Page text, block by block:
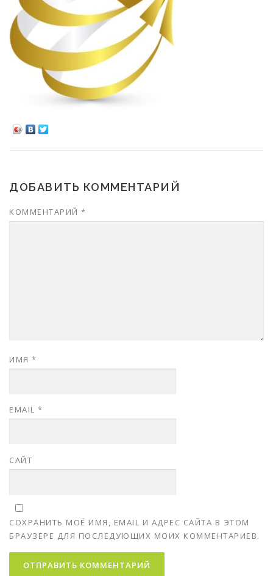
ДОБАВИТЬ КОММЕНТАРИЙ
КОММЕНТАРИЙ *
ИМЯ *
EMAIL *
САЙТ
СОХРАНИТЬ МОЁ ИМЯ, EMAIL И АДРЕС САЙТА В ЭТОМ
БРАУЗЕРЕ ДЛЯ ПОСЛЕДУЮЩИХ МОИХ КОММЕНТАРИЕВ.